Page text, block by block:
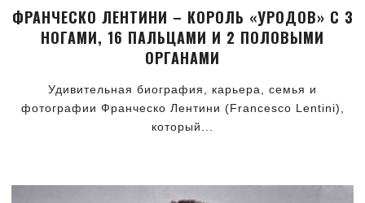
ФРАНЧЕСКО ЛЕНТИНИ – КОРОЛЬ «УРОДОВ» С 3
НОГАМИ, 16 ПАЛЬЦАМИ И 2 ПОЛОВЫМИ
ОРГАНАМИ
Удивительная биография, карьера, семья и
фотографии Франческо Лентини (Francesco Lentini),
который...